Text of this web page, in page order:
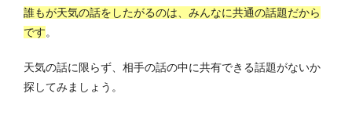
誰もが天気の話をしたがるのは、みんなに共通の話題だから
です。
天気の話に限らず、相手の話の中に共有できる話題がないか
探してみましょう。